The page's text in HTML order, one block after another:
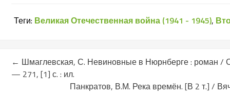
Теги: Великая Отечественная война (1941 - 1945),
← Шмаглевская, С. Невиновные в Нюрнберге : роман /
— 271, [1] с. : ил.
Панкратов, В.М. Река времён. [В 2 т.] /